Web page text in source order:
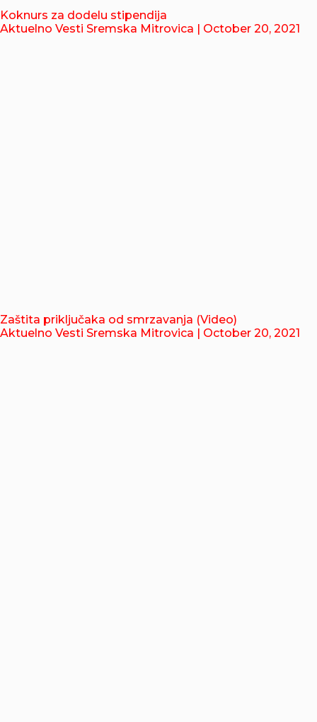
Koknurs za dodelu stipendija
Aktuelno Vesti Sremska Mitrovica | October 20, 2021
Zaštita priključaka od smrzavanja (Video)
Aktuelno Vesti Sremska Mitrovica | October 20, 2021